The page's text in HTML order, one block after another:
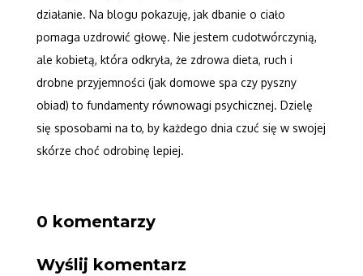
działanie. Na blogu pokazuję, jak dbanie o ciało
pomaga uzdrowić głowę. Nie jestem cudotwórczynią,
ale kobietą, która odkryła, że zdrowa dieta, ruch i
drobne przyjemności (jak domowe spa czy pyszny
obiad) to fundamenty równowagi psychicznej. Dzielę
się sposobami na to, by każdego dnia czuć się w swojej
skórze choć odrobinę lepiej.
0 komentarzy
Wyślij komentarz